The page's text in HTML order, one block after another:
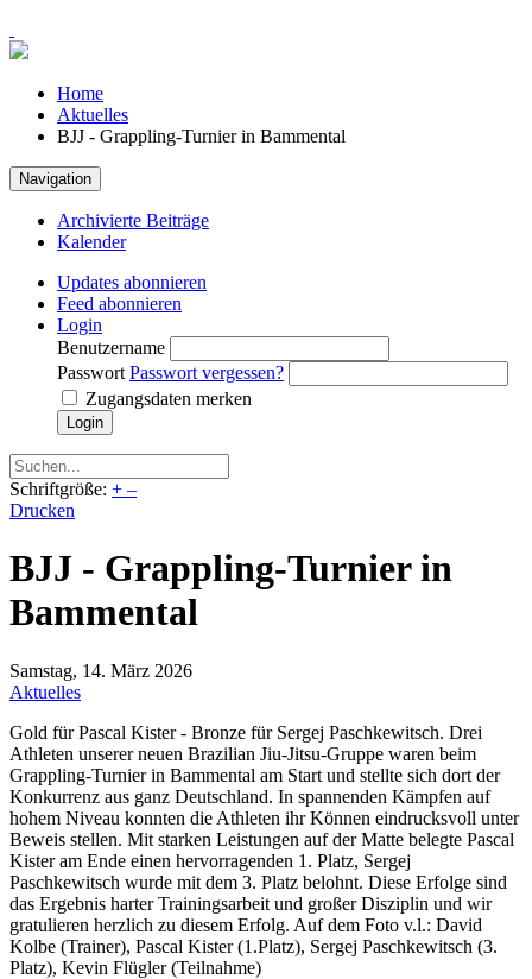
Home
Aktuelles
BJJ - Grappling-Turnier in Bammental
Navigation
Archivierte Beiträge
Kalender
Updates abonnieren
Feed abonnieren
Login
Benutzername
Passwort Passwort vergessen?
Zugangsdaten merken
Login
Schriftgröße: + –
Drucken
BJJ - Grappling-Turnier in
Bammental
Samstag, 14. März 2026
Aktuelles
Gold für Pascal Kister - Bronze für Sergej Paschkewitsch. Drei
Athleten unserer neuen Brazilian Jiu-Jitsu-Gruppe waren beim
Grappling-Turnier in Bammental am Start und stellte sich dort der
Konkurrenz aus ganz Deutschland. In spannenden Kämpfen auf
hohem Niveau konnten die Athleten ihr Können eindrucksvoll unter
Beweis stellen. Mit starken Leistungen auf der Matte belegte Pascal
Kister am Ende einen hervorragenden 1. Platz, Sergej
Paschkewitsch wurde mit dem 3. Platz belohnt. Diese Erfolge sind
das Ergebnis harter Trainingsarbeit und großer Disziplin und wir
gratulieren herzlich zu diesem Erfolg. Auf dem Foto v.l.: David
Kolbe (Trainer), Pascal Kister (1.Platz), Sergej Paschkewitsch (3.
Platz), Kevin Flügler (Teilnahme)